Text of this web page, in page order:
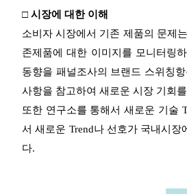
□ 시장에 대한 이해
소비자 시장에서 기존 제품의 문제
존제품에 대한 이미지를 모니터링
동향을 패널조사의 브랜드 스위칭
사항을 참고하여 새로운 시장 기회
또한 연구소를 통해서 새로운 기술
서 새로운 Trend나 선호가 국내시
다.